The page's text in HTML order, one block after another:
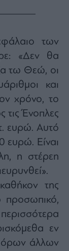
των
«Δεν θα
τω Θεώ, οι
και
χρόνο, το
Ένοπλες
ευρώ. Αυτό
ευρώ. Είναι
η στέρεη
της
προσωπικό,
εν
άλλων